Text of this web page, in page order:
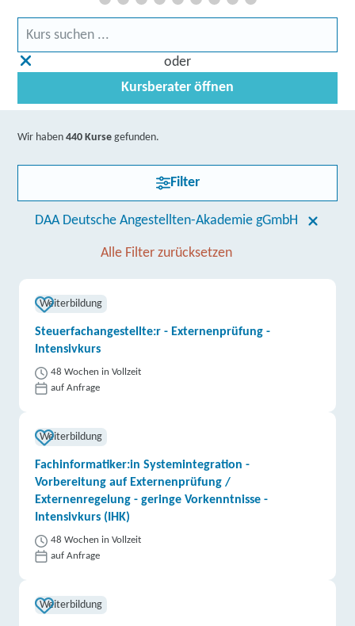
oder
Kursberater öffnen
Wir haben440 Kurse gefunden.
Filter
DAA Deutsche Angestellten-Akademie gGmbH
Alle Filter zurücksetzen
Weiterbildung
Steuerfachangestellte:r - Externenprüfung -
Intensivkurs
48 Wochen in Vollzeit
auf Anfrage
Weiterbildung
Fachinformatiker:in Systemintegration -
Vorbereitung auf Externenprüfung /
Externenregelung - geringe Vorkenntnisse -
Intensivkurs (IHK)
48 Wochen in Vollzeit
auf Anfrage
Weiterbildung